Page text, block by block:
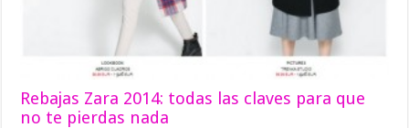
Rebajas Zara 2014: todas las claves para que
no te pierdas nada